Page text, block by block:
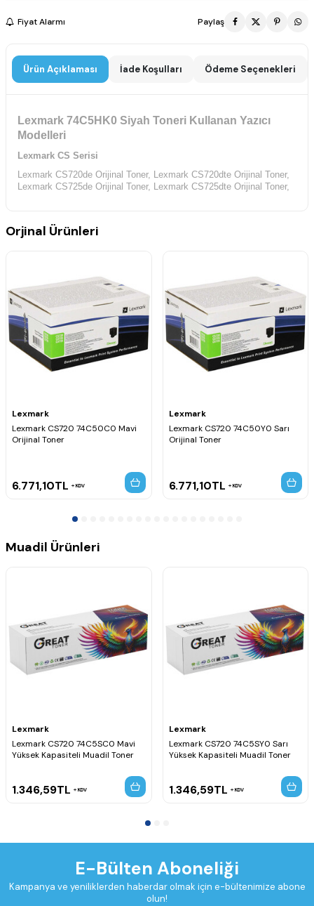
Fiyat Alarmı Paylaş
Ürün Açıklaması İade Koşulları Ödeme Seçenekleri
Lexmark 74C5HK0 Siyah Toneri Kullanan Yazıcı
Modelleri
Lexmark CS Serisi
Lexmark CS720de Orijinal Toner, Lexmark CS720dte Orijinal Toner,
Lexmark CS725de Orijinal Toner, Lexmark CS725dte Orijinal Toner,
Orjinal Ürünleri
Lexmark
Lexmark CS720 74C50C0 Mavi
Orijinal Toner
6.771,10TL KDV
Lexmark
Lexmark CS720 74C50Y0 Sarı
Orijinal Toner
6.771,10TL KDV
Muadil Ürünleri
Lexmark
Lexmark CS720 74C5SC0 Mavi
Yüksek Kapasiteli Muadil Toner
1.346,59TL KDV
Lexmark
Lexmark CS720 74C5SY0 Sarı
Yüksek Kapasiteli Muadil Toner
1.346,59TL KDV
E-Bülten Aboneliği
Kampanya ve yeniliklerden haberdar olmak için e-bültenimize abone
olun!